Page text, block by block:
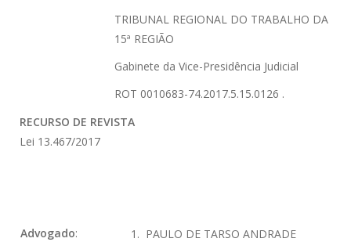
TRIBUNAL REGIONAL DO TRABALHO DA
15ª REGIÃO
Gabinete da Vice-Presidência Judicial
ROT 0010683-74.2017.5.15.0126 .
RECURSO DE REVISTA
Lei 13.467/2017
Advogado:
1. PAULO DE TARSO ANDRADE